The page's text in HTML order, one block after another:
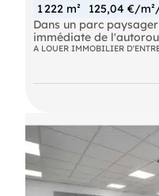
1 222 m²
125,04 €/
Dans un parc
immédiate de
propose 5 421 m² de
Bus Bus Ligne 213
N104 Autoroute A4
A LOUER IMMOBILIER